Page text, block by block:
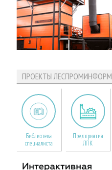
ПРОЕКТЫ ЛЕСПРОМИНФОРМ
Библиотека
специалиста
Предприятия
ЛПК